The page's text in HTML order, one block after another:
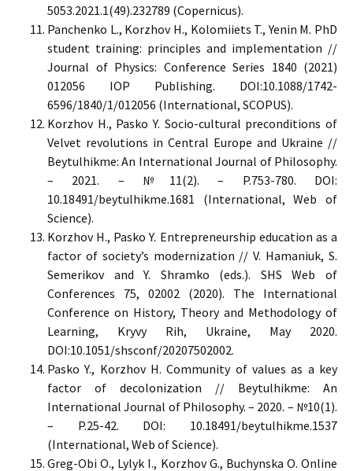
5053.2021.1(49).232789 (Copernicus).
Panchenko L., Korzhov H., Kolomiiets T., Yenin M. PhD
student training: principles and implementation //
Journal of Physics: Conference Series 1840 (2021)
012056 IOP Publishing. DOI:10.1088/1742-
6596/1840/1/012056 (International, SCOPUS).
Korzhov H., Pasko Y. Socio-cultural preconditions of
Velvet revolutions in Central Europe and Ukraine //
Beytulhikme: An International Journal of Philosophy.
– 2021. – №11(2). – P.753-780. DOI:
10.18491/beytulhikme.1681 (International, Web of
Science).
Korzhov H., Pasko Y. Entrepreneurship education as a
factor of society’s modernization // V. Hamaniuk, S.
Semerikov and Y. Shramko (eds.). SHS Web of
Conferences 75, 02002 (2020). The International
Conference on History, Theory and Methodology of
Learning, Kryvy Rih, Ukraine, May 2020.
DOI:10.1051/shsconf/20207502002.
Pasko Y., Korzhov H. Community of values as a key
factor of decolonization // Beytulhikme: An
International Journal of Philosophy. – 2020. – №10(1).
– P.25-42. DOI: 10.18491/beytulhikme.1537
(International, Web of Science).
Greg-Obi O., Lylyk I., Korzhov G., Buchynska O. Online